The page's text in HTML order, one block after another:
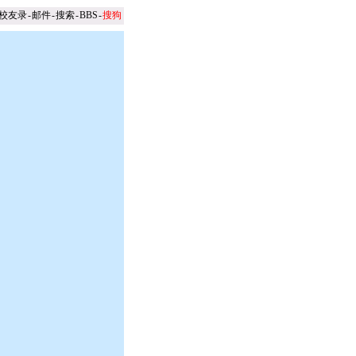
友录-邮件-搜索-BBS-搜狗